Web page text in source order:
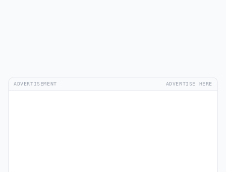
ADVERTISEMENT ADVERTISE HERE